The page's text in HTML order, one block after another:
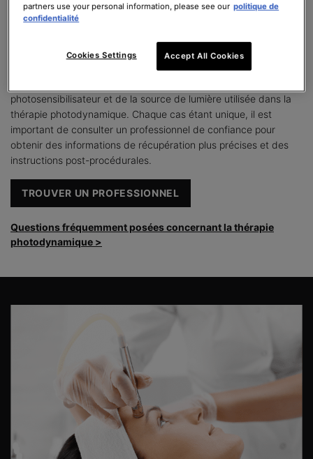
de traitement est fréquente pendant 24 à 48 heures,
accompagnée d'une rougeur et/ou d'un gonflement pouvant
courante pendant 4 à 6 semaines, car la peau endommagée est
remplacée par de nouveaux tissus. Le degré des effets du
photosensibilisateur et de la source de lumière utilisée dans la
thérapie photodynamique. Chaque cas étant unique, il est
important de consulter un professionnel de confiance pour
obtenir des informations de récupération plus précises et des
instructions post-procédurales.
TROUVER UN PROFESSIONNEL
Questions fréquemment posées concernant la thérapie
photodynamique >
partners use your personal information, please see our politique de
confidentialité
Cookies Settings Accept All Cookies